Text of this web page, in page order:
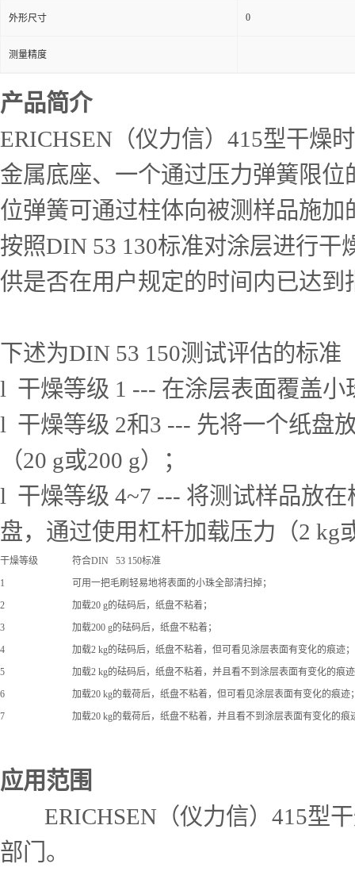
外形尺寸 0
测量精度
产品简介
ERICHSEN（仪力信）415型干燥
金属底座、一个通过压力弹簧限
位弹簧可通过柱体向被测样品施加
按照DIN 53 130标准对涂层进行
供是否在用户规定的时间内已达
下述为DIN 53 150测试评估的标
l 干燥等级 1 --- 在涂层表面覆盖
l 干燥等级 2和3 --- 先将一个纸盘
（20 g或200 g）；
l 干燥等级 4~7 --- 将测试样品放
盘，通过使用杠杆加载压力（2 kg
干燥等级
符合DIN 53 150标准
1
可用一把毛刷轻易地将表面的小珠全部清扫掉；
2
加载20 g的砝码后，纸盘不粘着；
3
加载200 g的砝码后，纸盘不粘着；
4
加载2 kg的砝码后，纸盘不粘着，但可看见涂层表面有变化的痕迹；
5
加载2 kg的砝码后，纸盘不粘着，并且看不到涂层表面有变化的痕
6
加载20 kg的载荷后，纸盘不粘着，但可看见涂层表面有变化的痕迹
7
加载20 kg的载荷后，纸盘不粘着，并且看不到涂层表面有变化的痕
应用范围
ERICHSEN（仪力信）415型干
部门。